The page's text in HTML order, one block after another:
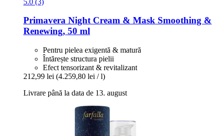
Primavera Night Cream & Mask Smoothing &
Renewing, 50 ml
Pentru pielea exigentă & matură
Întărește structura pielii
Efect tensorizant & revitalizant
212,99 lei (4.259,80 lei / l)
Livrare până la data de 13. august